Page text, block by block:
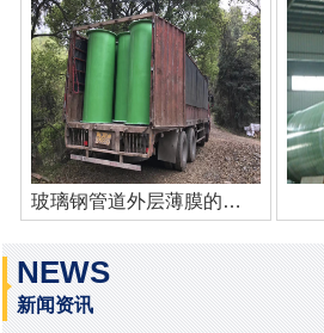
玻璃钢管道外层薄膜的作用
NEWS
新闻资讯